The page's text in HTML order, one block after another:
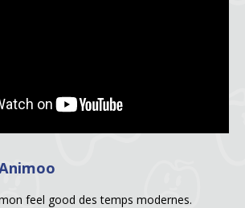
feel good des temps modernes.